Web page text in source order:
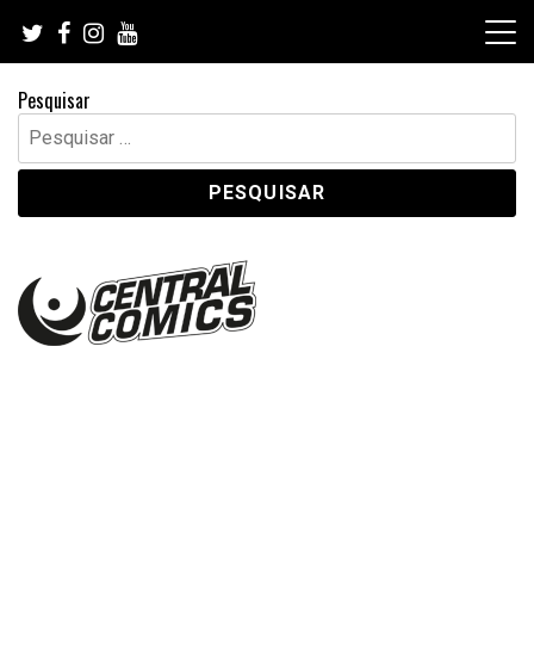
content
Pesquisar
Pesquisar
por: